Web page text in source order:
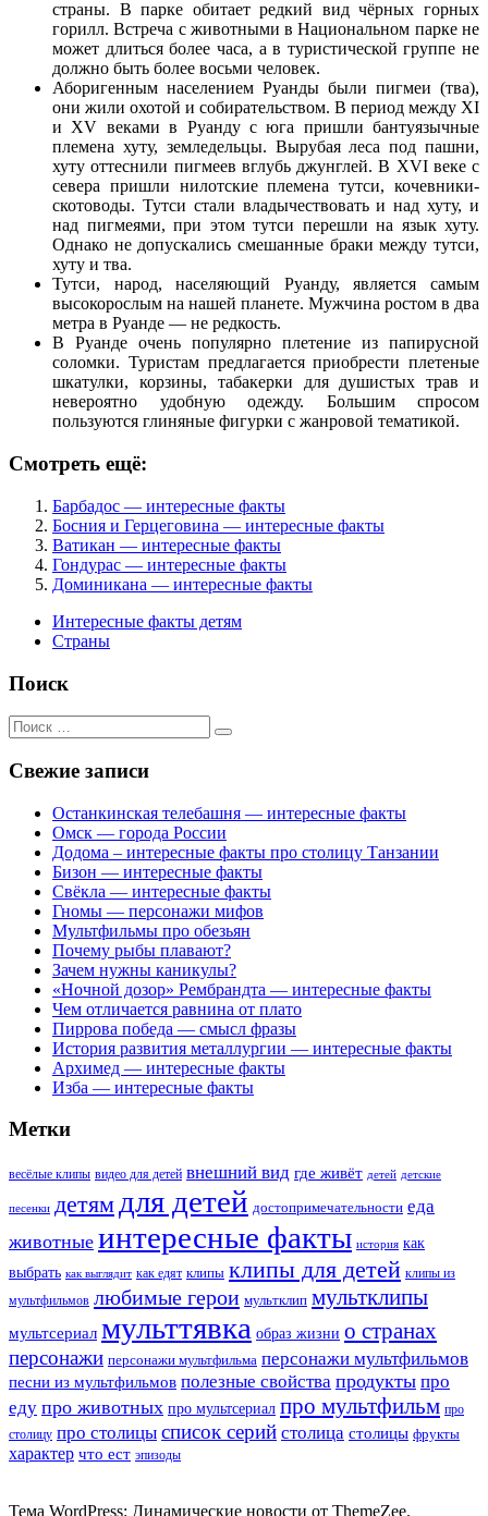
страны. В парке обитает редкий вид чёрных горных
горилл. Встреча с животными в Национальном парке не
может длиться более часа, а в туристической группе не
должно быть более восьми человек.
Аборигенным населением Руанды были пигмеи (тва),
они жили охотой и собирательством. В период между XI
и XV веками в Руанду с юга пришли бантуязычные
племена хуту, земледельцы. Вырубая леса под пашни,
хуту оттеснили пигмеев вглубь джунглей. В XVI веке с
севера пришли нилотские племена тутси, кочевники-
скотоводы. Тутси стали владычествовать и над хуту, и
над пигмеями, при этом тутси перешли на язык хуту.
Однако не допускались смешанные браки между тутси,
хуту и тва.
Тутси, народ, населяющий Руанду, является самым
высокорослым на нашей планете. Мужчина ростом в два
метра в Руанде — не редкость.
В Руанде очень популярно плетение из папирусной
соломки. Туристам предлагается приобрести плетеные
шкатулки, корзины, табакерки для душистых трав и
невероятно удобную одежду. Большим спросом
пользуются глиняные фигурки с жанровой тематикой.
Смотреть ещё:
Барбадос — интересные факты
Босния и Герцеговина — интересные факты
Ватикан — интересные факты
Гондурас — интересные факты
Доминикана — интересные факты
Интересные факты детям
Страны
Поиск
Поиск
для:
Свежие записи
Останкинская телебашня — интересные факты
Омск — города России
Додома – интересные факты про столицу Танзании
Бизон — интересные факты
Свёкла — интересные факты
Гномы — персонажи мифов
Мультфильмы про обезьян
Почему рыбы плавают?
Зачем нужны каникулы?
«Ночной дозор» Рембрандта — интересные факты
Чем отличается равнина от плато
Пиррова победа — смысл фразы
История развития металлургии — интересные факты
Архимед — интересные факты
Изба — интересные факты
Метки
весёлые клипы видео для детей внешний вид где живёт детей детские
песенки детям для детей достопримечательности еда
животные интересные факты история как
выбрать как выглядит как едят клипы клипы для детей клипы из
мультфильмов любимые герои мультклип мультклипы
мультсериал мульттявка образ жизни о странах
персонажи персонажи мультфильма персонажи мультфильмов
песни из мультфильмов полезные свойства продукты про
еду про животных про мультсериал про мультфильм про
столицу про столицы список серий столица столицы фрукты
характер что ест эпизоды
Тема WordPress: Динамические новости от ThemeZee.